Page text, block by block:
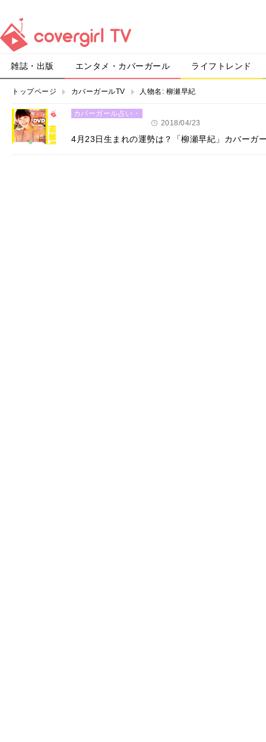
雑誌・出版 エンタメ・カバーガール ライフトレンド
トップページ カバーガールTV 人物名: 柳瀬早紀
カバーガール占い・
2018/04/23
4月23日生まれの運勢は？「柳瀬早紀」カバーガ